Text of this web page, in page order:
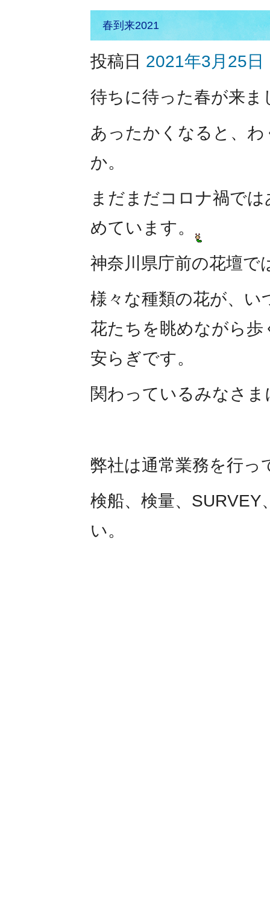
春到来2021
投稿日 2021年3月25日
待ちに待った春が来ま
あったかくなると、
か。
まだまだコロナ禍で
めています。
神奈川県庁前の花壇で
様々な種類の花が、
花たちを眺めながら
安らぎです。
関わっているみなさ
弊社は通常業務を行っ
検船、検量、
い。